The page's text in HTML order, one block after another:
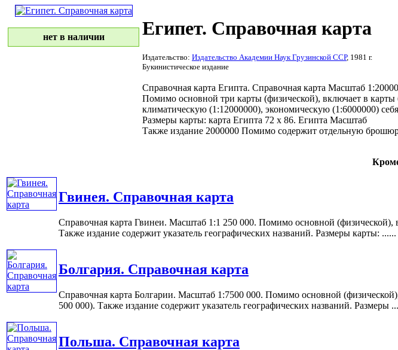
нет в наличии Египет. Справочная карта
Издательство: Издательство Академии Наук Грузинской ССР, 1981 г.
Букинистическое издание
Справочная карта Египта. Справочная карта Масштаб
Помимо основной три карты (физической), включает в карты
климатическую (1:12000000), экономическую (1:6000000)
Размеры карты: карта Египта 72 x 86. Египта Масштаб
Также издание 2000000 Помимо содержит отдельную
Гвинея. Справочная карта
Справочная карта Гвинеи. Масштаб 1:1 250 000. Помимо основной
Также издание содержит указатель географических названий. Размеры карты: ......
Болгария. Справочная карта
Справочная карта Болгарии. Масштаб 1:7500 000. Помимо основной
500 000). Также издание содержит указатель географических названий. Размеры
Польша. Справочная карта